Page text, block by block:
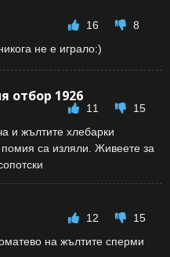
16
8
не е играло:)
отбор 1926
11
15
и жълтите хлебарки
са изляли. Живеете за
12
15
на жълтите сперми